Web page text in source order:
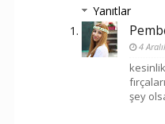
Yanıtlar
4
şey